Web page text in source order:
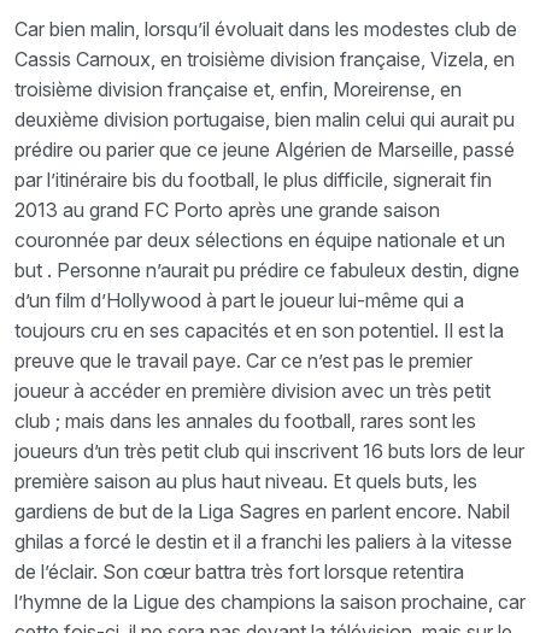
Car bien malin, lorsqu’il évoluait dans les modestes club de
Cassis Carnoux, en troisième division française, Vizela, en
troisième division française et, enfin, Moreirense, en
deuxième division portugaise, bien malin celui qui aurait pu
prédire ou parier que ce jeune Algérien de Marseille, passé
par l’itinéraire bis du football, le plus difficile, signerait fin
2013 au grand FC Porto après une grande saison
couronnée par deux sélections en équipe nationale et un
but . Personne n’aurait pu prédire ce fabuleux destin, digne
d’un film d’Hollywood à part le joueur lui-même qui a
toujours cru en ses capacités et en son potentiel. Il est la
preuve que le travail paye. Car ce n’est pas le premier
joueur à accéder en première division avec un très petit
club ; mais dans les annales du football, rares sont les
joueurs d’un très petit club qui inscrivent 16 buts lors de leur
première saison au plus haut niveau. Et quels buts, les
gardiens de but de la Liga Sagres en parlent encore. Nabil
ghilas a forcé le destin et il a franchi les paliers à la vitesse
de l’éclair. Son cœur battra très fort lorsque retentira
l’hymne de la Ligue des champions la saison prochaine, car